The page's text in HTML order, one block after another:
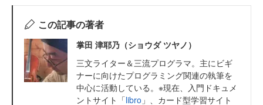
この記事の著者
掌田 津耶乃（ショウダ ツヤノ）
三文ライター＆三流プログラマ。主にビギ
ナーに向けたプログラミング関連の執筆を
中心に活動している。※現在、入門ドキュメ
ントサイト「libro 」、カード型学習サイト